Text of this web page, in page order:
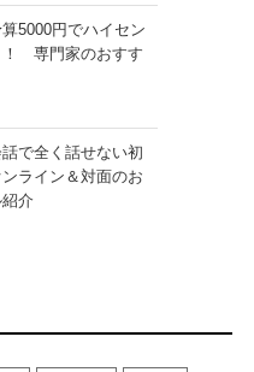
算5000円でハイセン
！ 専門家のおすす
話で全く話せない初
ライン＆対面のお
介